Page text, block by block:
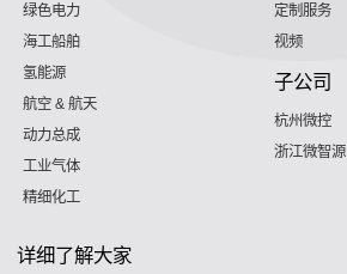
绿色电力
海工船舶
氢能源
航空 & 航天
动力总成
工业气体
精细化工
定制服务
视频
子公司
杭州微控
浙江微智源
详细了解大家